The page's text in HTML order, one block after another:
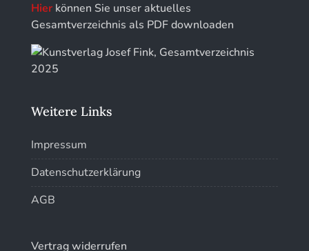
Kunstführer Sch
Kunstführer St
Hierkönnen Sie unser aktuelles
Gesamtverzeichnis als PDF downloaden
Weitere Links
Impressum
Datenschutzerklärung
AGB
Vertrag widerrufen